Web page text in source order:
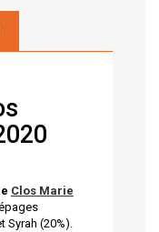
Clos Marie
Syrah (20%).